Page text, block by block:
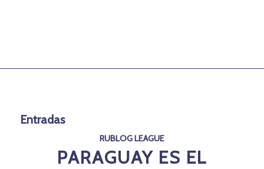
Entradas
RUBLOG LEAGUE
PARAGUAY ES EL